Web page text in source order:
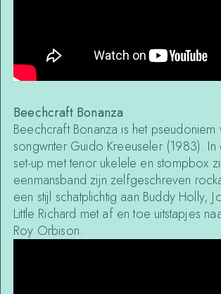
Beechcraft Bonanza
Beechcraft Bonanza is het pseudoniem
songwriter Guido Kreeuseler (1983).
set-up met tenor ukelele en stompbox
eenmansband zijn zelfgeschreven
een stijl schatplichtig aan Buddy Holly,
Little Richard met af en toe uitstapjes
Roy Orbison.